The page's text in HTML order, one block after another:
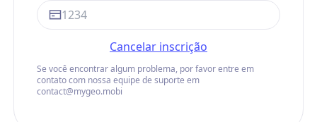
Cancelar inscrição
Se você encontrar algum problema, por favor entre em
contato com nossa equipe de suporte em
contact@mygeo.mobi